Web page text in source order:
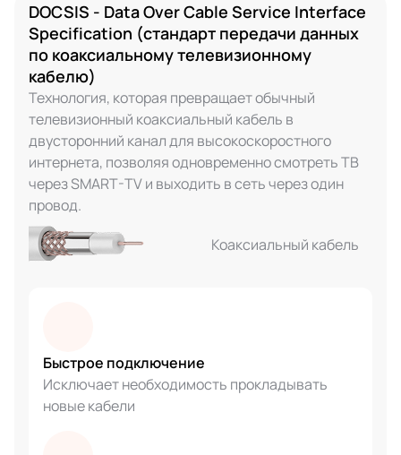
DOCSIS - Data Over Cable Service Interface
Specification (стандарт передачи данных
по коаксиальному телевизионному
кабелю)
Технология, которая превращает обычный
телевизионный коаксиальный кабель в
двусторонний канал для высокоскоростного
интернета, позволяя одновременно смотреть ТВ
через SMART-TV и выходить в сеть через один
провод.
Коаксиальный кабель
Быстрое подключение
Исключает необходимость прокладывать
новые кабели